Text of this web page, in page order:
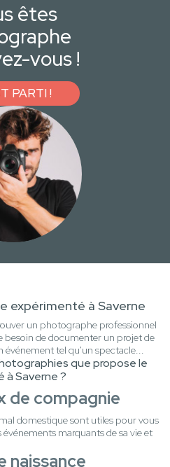
êtes
vous !
PARTI !
expérimenté à Saverne
un photographe professionnel
besoin de documenter un projet de
tel qu'un spectacle...
que propose le
Saverne ?
de compagnie
domestique sont utiles pour vous
marquants de sa vie et
naissance